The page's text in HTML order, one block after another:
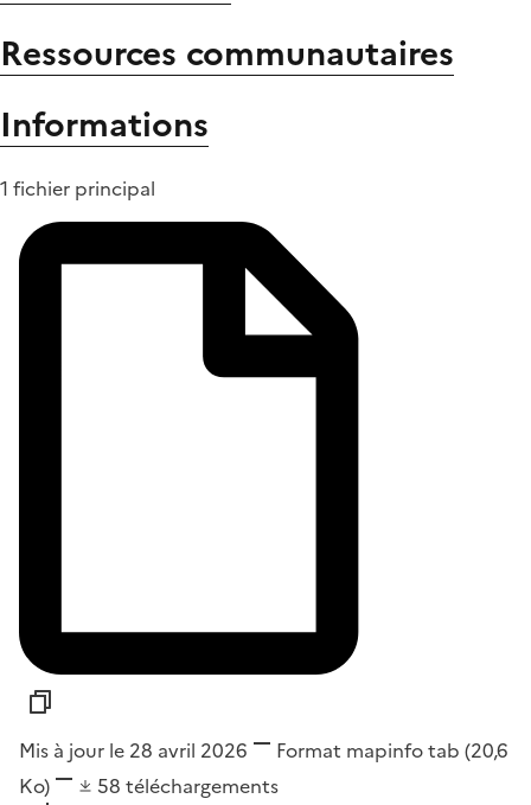
Ressources communautaires
Informations
1 fichier principal
Mis à jour le 28 avril 2026 Format mapinfo tab (20,6
Ko)
58 téléchargements